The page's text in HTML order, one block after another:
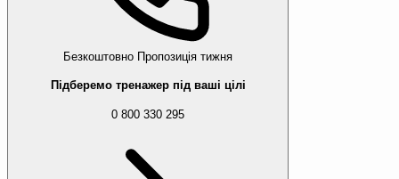
Безкоштовно Пропозиція тижня
Підберемо тренажер під ваші цілі
0 800 330 295